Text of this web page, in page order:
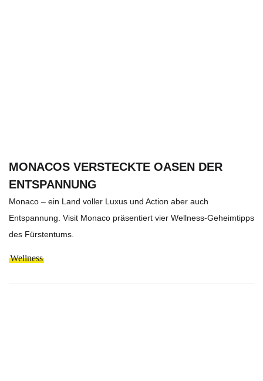
MONACOS VERSTECKTE OASEN DER
ENTSPANNUNG
Monaco – ein Land voller Luxus und Action aber auch
Entspannung. Visit Monaco präsentiert vier Wellness-Geheimtipps
des Fürstentums.
Wellness